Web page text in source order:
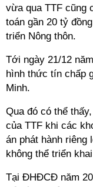
vừa qua TTF cũng
toán gần 20 tỷ
triển Nông thôn.
Tới ngày 21/12
hình thức tín chấp
Minh.
Qua đó có thể
của TTF khi các
án phát hành riêng
không thể triển
Tại ĐHĐCĐ năm